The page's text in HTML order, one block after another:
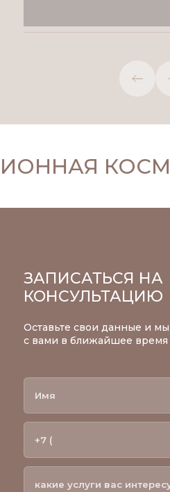
Главный врач клиники,
ведущий специалист,
ЗАПИСАТЬСЯ НА
КОНСУЛЬТАЦИЮ
Оставьте свои данные и
с вами в ближайшее время